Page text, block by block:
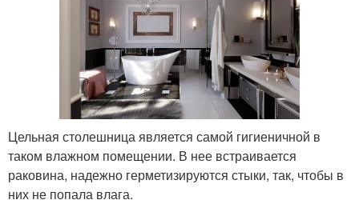
Цельная столешница является самой гигиеничной в
таком влажном помещении. В нее встраивается
раковина, надежно герметизируются стыки, так, чтобы в
них не попала влага.